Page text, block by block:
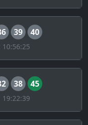
39 40
38 45